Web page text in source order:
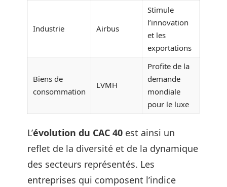
Industrie Airbus
Stimule
l’innovation
et les
exportations
Biens de
consommation
LVMH
Profite de la
demande
mondiale
pour le luxe
L’évolution du CAC 40 est ainsi un
reflet de la diversité et de la dynamique
des secteurs représentés. Les
entreprises qui composent l’indice